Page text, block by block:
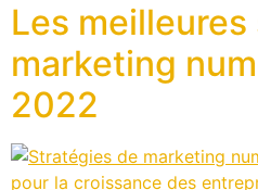
Les
marketing
2022